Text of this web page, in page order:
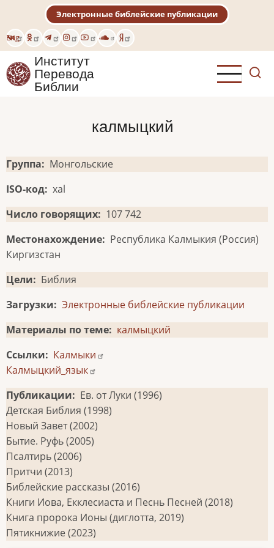
основному
содержанию
Eng
Электронные библейские публикации
Институт
Перевода
Библии
калмыцкий
Группа
Монгольские
ISO-код xal
Число говорящих
107 742
Местонахождение
Республика Калмыкия (Россия)
Киргизстан
Цели
Библия
Загрузки
Электронные библейские публикации
Материалы по теме
калмыцкий
Ссылки
Калмыки
Калмыцкий_язык
Публикации
Ев. от Луки (1996)
Детская Библия (1998)
Новый Завет (2002)
Бытие. Руфь (2005)
Псалтирь (2006)
Притчи (2013)
Библейские рассказы (2016)
Книги Иова, Екклесиаста и Песнь Песней (2018)
Книга пророка Ионы (диглотта, 2019)
Пятикнижие (2023)